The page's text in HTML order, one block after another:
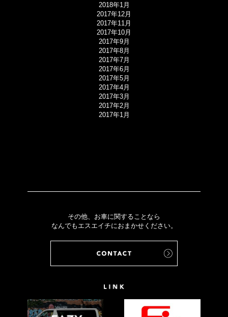
2018年1月
2017年12月
2017年11月
2017年10月
2017年9月
2017年8月
2017年7月
2017年6月
2017年5月
2017年4月
2017年3月
2017年2月
2017年1月
その他、お車に関することなら
なんでもエスエイチにおまかせください。